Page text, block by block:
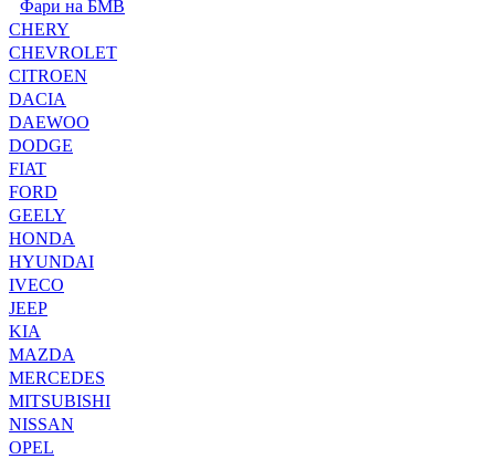
Фари на БМВ
CHERY
CHEVROLET
CITROEN
DACIA
DAEWOO
DODGE
FIAT
FORD
GEELY
HONDA
HYUNDAI
IVECO
JEEP
KIA
MAZDA
MERCEDES
MITSUBISHI
NISSAN
OPEL